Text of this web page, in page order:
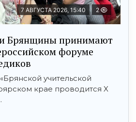
7 АВГУСТА 2026, 15:40 2
Брянщины принимают
форуме
учительской
крае проводится X